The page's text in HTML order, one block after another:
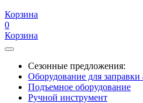
Корзина
0
Корзина
Сезонные предложения:
Оборудование для
Подъемное оборудование
Ручной инструмент